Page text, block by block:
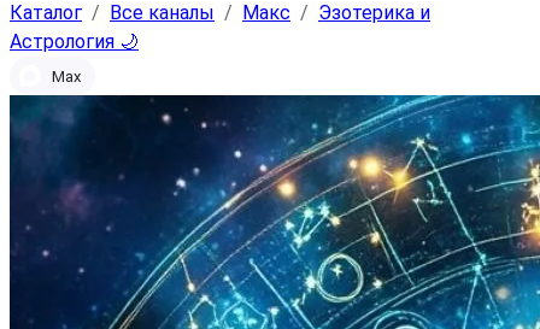
Каталог / Все каналы / Макс / Эзотерика и
Астрология 🌙
Max